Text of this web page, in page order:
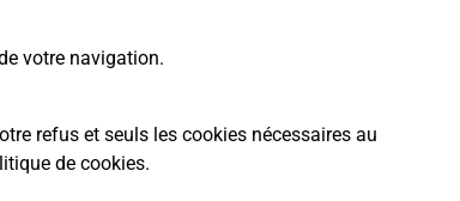
votre navigation.
refus et seuls les cookies nécessaires au
de cookies.